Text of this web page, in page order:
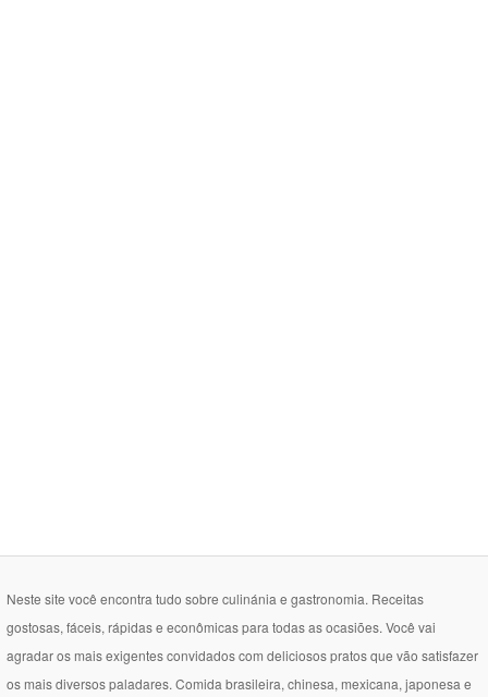
Neste site você encontra tudo sobre culinánia e gastronomia. Receitas
gostosas, fáceis, rápidas e econômicas para todas as ocasiões. Você vai
agradar os mais exigentes convidados com deliciosos pratos que vão satisfazer
os mais diversos paladares. Comida brasileira, chinesa, mexicana, japonesa e